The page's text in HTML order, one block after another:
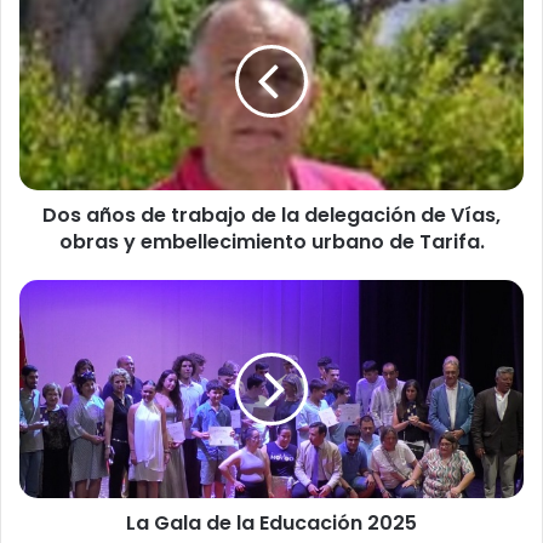
s
a
ñ
o
s
d
e
b
a
j
o
d
e
l
a
d
Dos años de trabajo de la delegación de Vías,
obras y embellecimiento urbano de Tarifa.
L
a
G
a
l
a
d
l
La Gala de la Educación 2025